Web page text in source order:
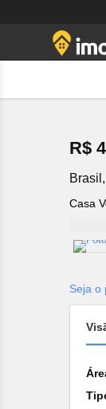
R$
Casa
Seja o